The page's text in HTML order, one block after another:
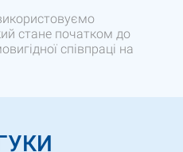
стане початком до
співпраці на